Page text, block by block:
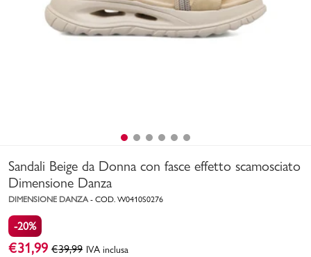
Bambino
Marchi
Sandali Beige da Donna con fasce effetto scamosciato
Dimensione Danza
DIMENSIONE DANZA - COD. W0410S0276
-20%
€31,99 €39,99 IVA inclusa